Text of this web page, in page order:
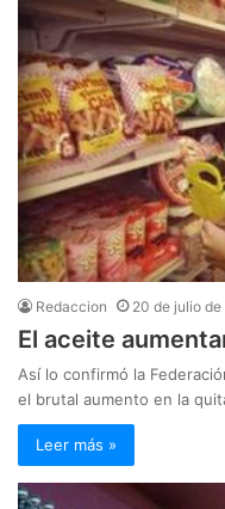
Redaccion 20 de julio de
El aceite
Así lo confirmó la
el brutal aumento en la
Leer más »